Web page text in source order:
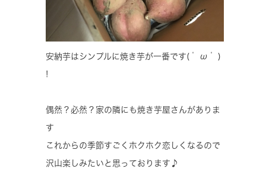
安納芋はシンプルに焼き芋が一番です( ﾟ ω ﾟ )
!
偶然？必然？家の隣にも焼き芋屋さんがありま
す
これからの季節すごくホクホク恋しくなるので
沢山楽しみたいと思っております♪